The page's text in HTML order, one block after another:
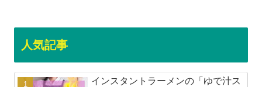
人気記事
インスタントラーメンの「ゆで汁ス